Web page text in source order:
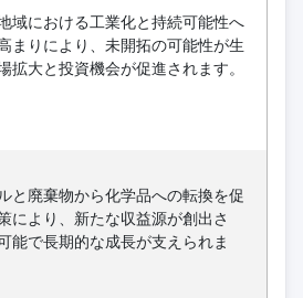
域における工業化と持続可能性へ
まりにより、未開拓の可能性が生
拡大と投資機会が促進されます。
と廃棄物から化学品への転換を促
により、新たな収益源が創出さ
能で長期的な成長が支えられま